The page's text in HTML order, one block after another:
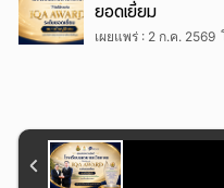
ยอดเยี่ยม
เผยแพร่ : 2 ก.ค. 2569